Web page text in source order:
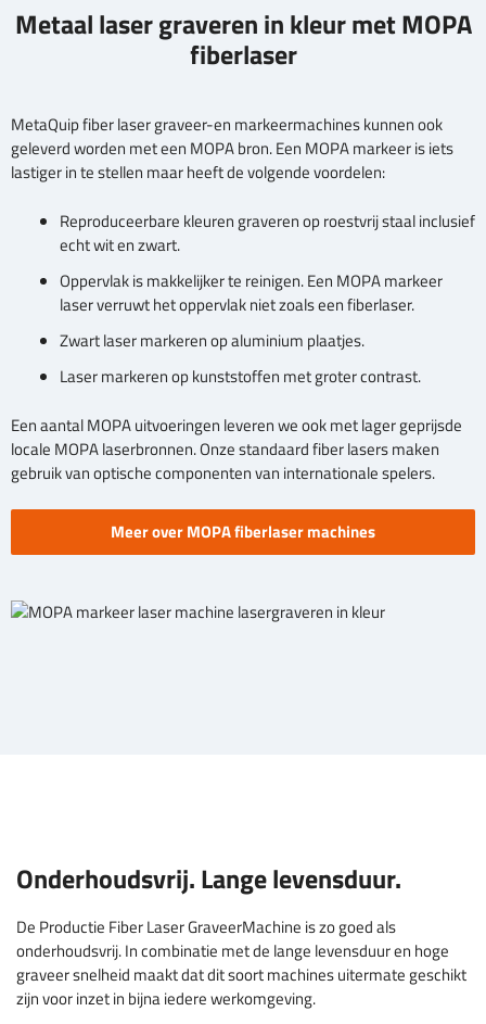
Metaal laser graveren in kleur met MOPA
fiberlaser
MetaQuip fiber laser graveer-en markeermachines kunnen ook
geleverd worden met een MOPA bron. Een MOPA markeer is iets
lastiger in te stellen maar heeft de volgende voordelen:
Reproduceerbare kleuren graveren op roestvrij staal inclusief
echt wit en zwart.
Oppervlak is makkelijker te reinigen. Een MOPA markeer
laser verruwt het oppervlak niet zoals een fiberlaser.
Zwart laser markeren op aluminium plaatjes.
Laser markeren op kunststoffen met groter contrast.
Een aantal MOPA uitvoeringen leveren we ook met lager geprijsde
locale MOPA laserbronnen. Onze standaard fiber lasers maken
gebruik van optische componenten van internationale spelers.
Meer over MOPA fiberlaser machines
Onderhoudsvrij. Lange levensduur.
De Productie Fiber Laser GraveerMachine is zo goed als
onderhoudsvrij. In combinatie met de lange levensduur en hoge
graveer snelheid maakt dat dit soort machines uitermate geschikt
zijn voor inzet in bijna iedere werkomgeving.